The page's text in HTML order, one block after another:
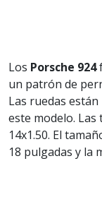
Los Porsche 924
un patrón de
Las ruedas
este modelo.
14x1.50. El
18 pulgadas y la